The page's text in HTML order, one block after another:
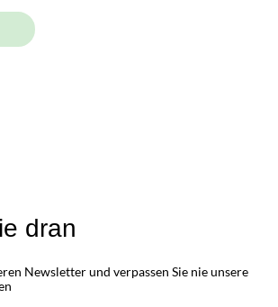
dran
Newsletter und verpassen Sie nie unsere